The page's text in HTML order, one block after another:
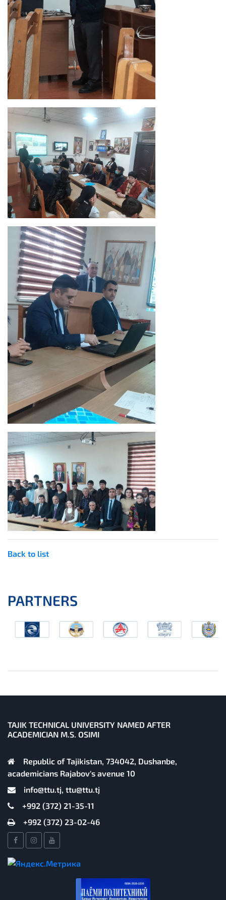
Back to list
PARTNERS
TAJIK TECHNICAL UNIVERSITY NAMED AFTER
ACADEMICIAN M.S. OSIMI
Republic of Tajikistan, 734042, Dushanbe,
academicians Rajabov's avenue 10
info@ttu.tj, ttu@ttu.tj
+992 (372) 21-35-11
+992 (372) 23-02-46